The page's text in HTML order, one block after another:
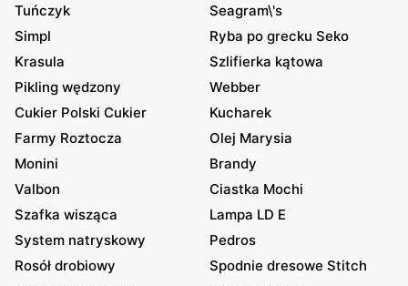
Tuńczyk
Seagram\'s
Simpl
Ryba po grecku Seko
Krasula
Szlifierka kątowa
Pikling wędzony
Webber
Cukier Polski Cukier
Kucharek
Farmy Roztocza
Olej Marysia
Monini
Brandy
Valbon
Ciastka Mochi
Szafka wisząca
Lampa LD E
System natryskowy
Pedros
Rosół drobiowy
Spodnie dresowe Stitch